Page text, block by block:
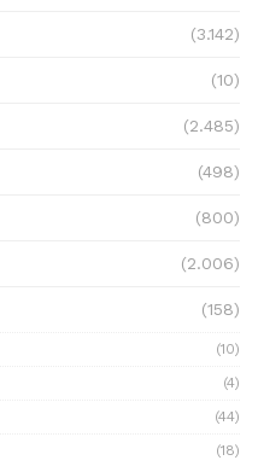
(3.142)
(10)
(2.485)
(498)
(800)
(2.006)
(158)
(10)
(4)
(44)
(18)